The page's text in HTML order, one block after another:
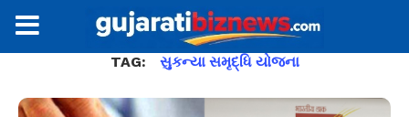
TAG: સુકન્યા સમૃદ્ધિ યોજના